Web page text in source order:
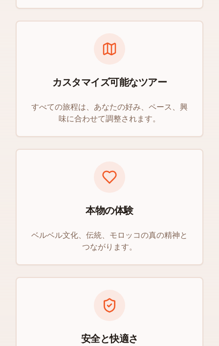
カスタマイズ可能なツアー
すべての旅程は、あなたの好み、ペース、興
味に合わせて調整されます。
本物の体験
ベルベル文化、伝統、モロッコの真の精神と
つながります。
安全と快適さ